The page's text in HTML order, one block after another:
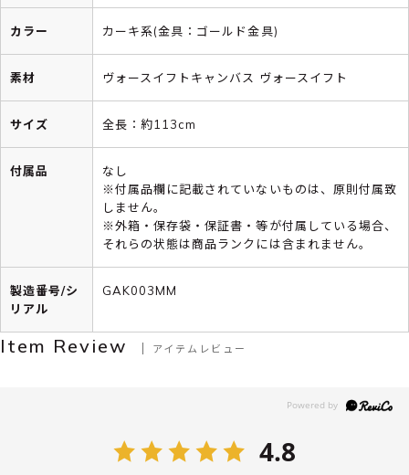
カラー カーキ系(金具：ゴールド金具)
素材 ヴォースイフトキャンバス ヴォースイフト
サイズ 全長：約113cm
付属品
なし
※付属品欄に記載されていないものは、原則付属致
しません。
※外箱・保存袋・保証書・等が付属している場合、
それらの状態は商品ランクには含まれません。
製造番号/シ
リアル
GAK003MM
Item Review アイテムレビュー
4.8